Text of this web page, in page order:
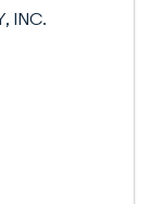
INC.